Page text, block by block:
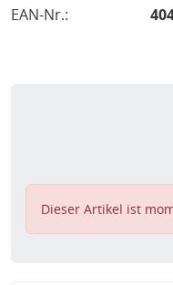
EAN-Nr.:
Dieser Artikel ist